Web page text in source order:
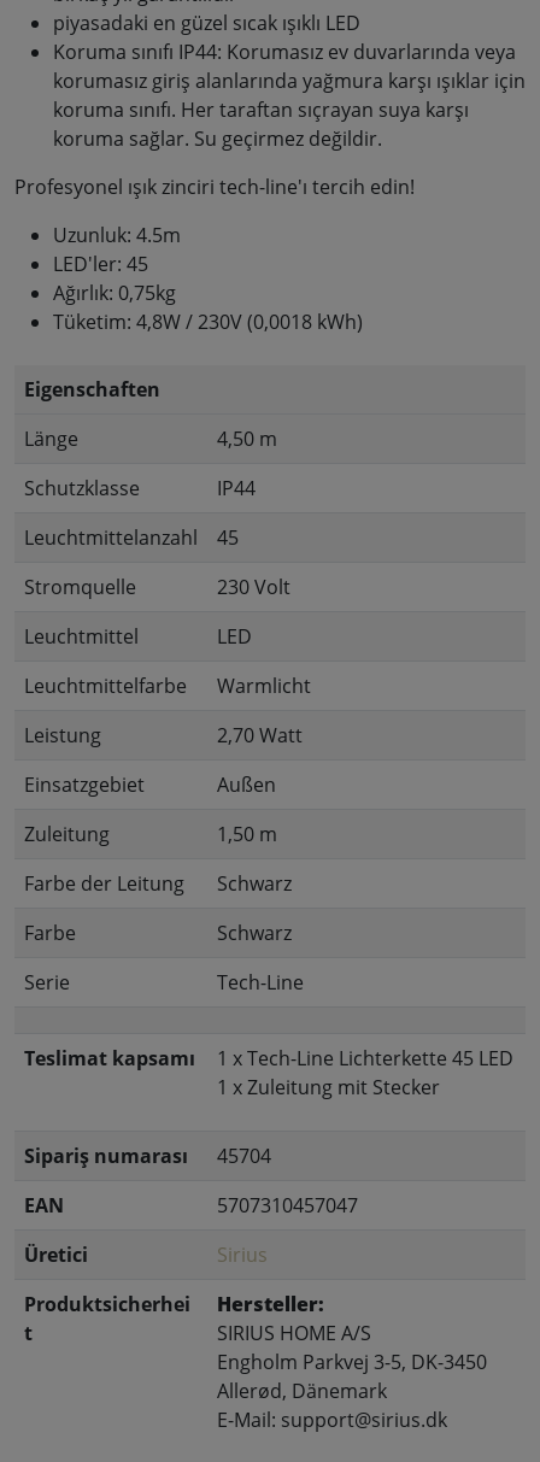
piyasadaki en güzel sıcak ışıklı LED
Koruma sınıfı IP44: Korumasız ev duvarlarında veya
korumasız giriş alanlarında yağmura karşı ışıklar için
koruma sınıfı. Her taraftan sıçrayan suya karşı
koruma sağlar. Su geçirmez değildir.
Profesyonel ışık zinciri tech-line'ı tercih edin!
Uzunluk: 4.5m
LED'ler: 45
Ağırlık: 0,75kg
Tüketim: 4,8W / 230V (0,0018 kWh)
Eigenschaften
Länge
4,50 m
Schutzklasse
IP44
Leuchtmittelanzahl
45
Stromquelle
230 Volt
Leuchtmittel
LED
Leuchtmittelfarbe
Warmlicht
Leistung
2,70 Watt
Einsatzgebiet
Außen
Zuleitung
1,50 m
Farbe der Leitung
Schwarz
Farbe
Schwarz
Serie
Tech-Line
Teslimat kapsamı
1 x Tech-Line Lichterkette 45 LED
1 x Zuleitung mit Stecker
Sipariş numarası
45704
EAN
5707310457047
Üretici
Sirius
Produktsicherhei
t
Hersteller:
SIRIUS HOME A/S
Engholm Parkvej 3-5, DK-3450
Allerød, Dänemark
E-Mail: support@sirius.dk